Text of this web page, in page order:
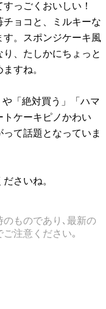
すっごくおいしい！
ョコと、ミルキーな
。スポンジケーキ風
、たしかにちょっと
すね。
「絶対買う」「ハマ
トケーキピノかわい
て話題となっていま
さいね。
ものであり､最新の
注意ください｡